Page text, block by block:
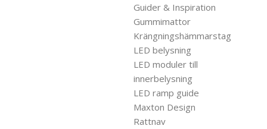
Guider & Inspiration
Gummimattor
Krängningshämmarstag
LED belysning
LED moduler till
innerbelysning
LED ramp guide
Maxton Design
Rattnav